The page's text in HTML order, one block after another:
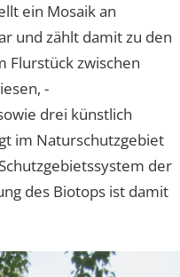
ein Mosaik an
und zählt damit zu den
Flurstück zwischen
-
drei künstlich
im Naturschutzgebiet
der
des Biotops ist damit